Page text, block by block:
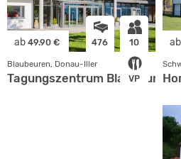
ab 49.90 € 476 10
VP
Blaubeuren, Donau-Iller
Tagungszentrum Blaubeuren
ab